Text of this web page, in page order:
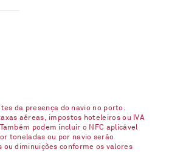
da presença do navio no porto.
aéreas, impostos hoteleiros ou IVA
podem incluir o NFC aplicável
toneladas ou por navio serão
diminuições conforme os valores